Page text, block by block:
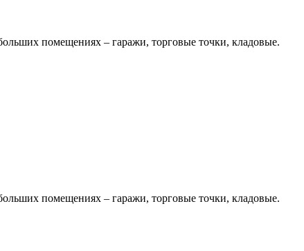
помещениях – гаражи, торговые точки, кладовые.
помещениях – гаражи, торговые точки, кладовые.